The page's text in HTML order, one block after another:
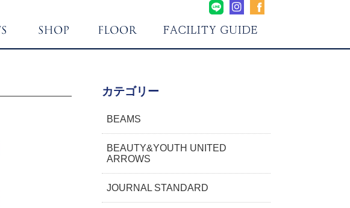
カテゴリー
BEAMS
BEAUTY&YOUTH UNITED
ARROWS
JOURNAL STANDARD